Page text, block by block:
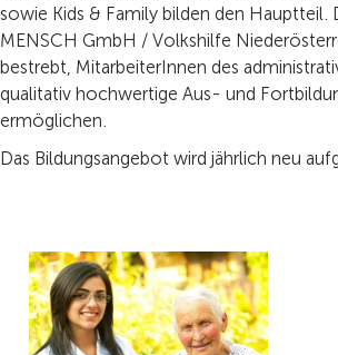
sowie Kids & Family bilden den Hauptteil.
MENSCH GmbH / Volkshilfe
bestrebt, MitarbeiterInnen des
qualitativ hochwertige Aus- und
ermöglichen.
Das Bildungsangebot wird jährlich neu